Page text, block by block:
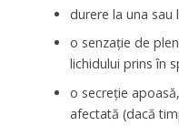
durere la una sau
o senzație de
lichidului prins în
o secreție
afectată (dacă